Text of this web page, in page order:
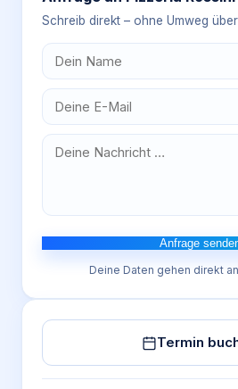
Schreib direkt – ohne Umweg
Anfrage
Deine Daten gehen direkt
Termin